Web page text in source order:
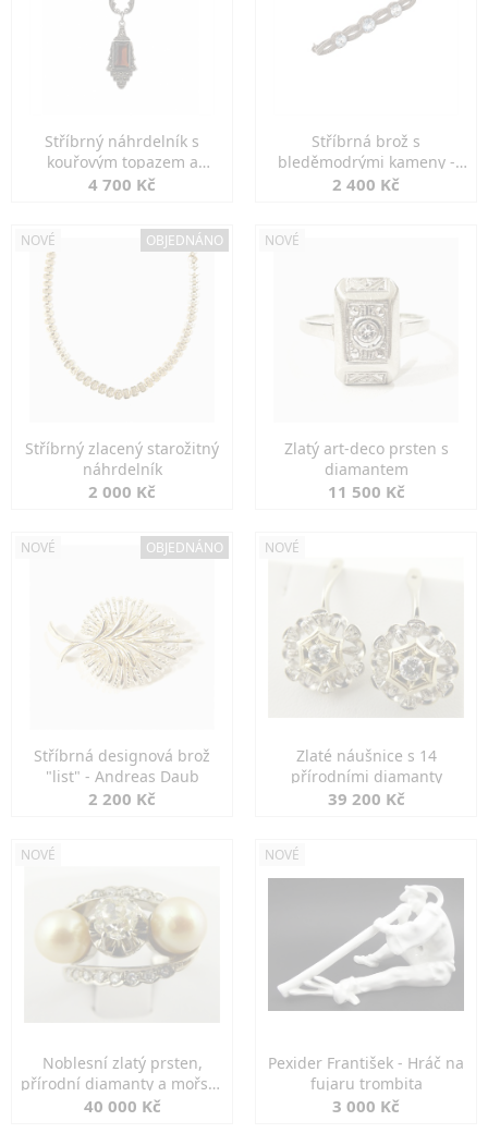
Stříbrný náhrdelník s
kouřovým topazem a
markazity
4 700 Kč
Stříbrná brož s
bleděmodrými kameny -
jemná elegance
2 400 Kč
NOVÉ OBJEDNÁNO
Stříbrný zlacený starožitný
náhrdelník
2 000 Kč
NOVÉ
Zlatý art-deco prsten s
diamantem
11 500 Kč
NOVÉ OBJEDNÁNO
Stříbrná designová brož
"list" - Andreas Daub
2 200 Kč
NOVÉ
Zlaté náušnice s 14
přírodními diamanty
39 200 Kč
NOVÉ
Noblesní zlatý prsten,
přírodní diamanty a mořské
perly
40 000 Kč
NOVÉ
Pexider František - Hráč na
fujaru trombita
3 000 Kč